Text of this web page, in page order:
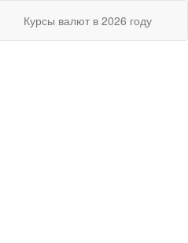
Курсы валют в 2026 году